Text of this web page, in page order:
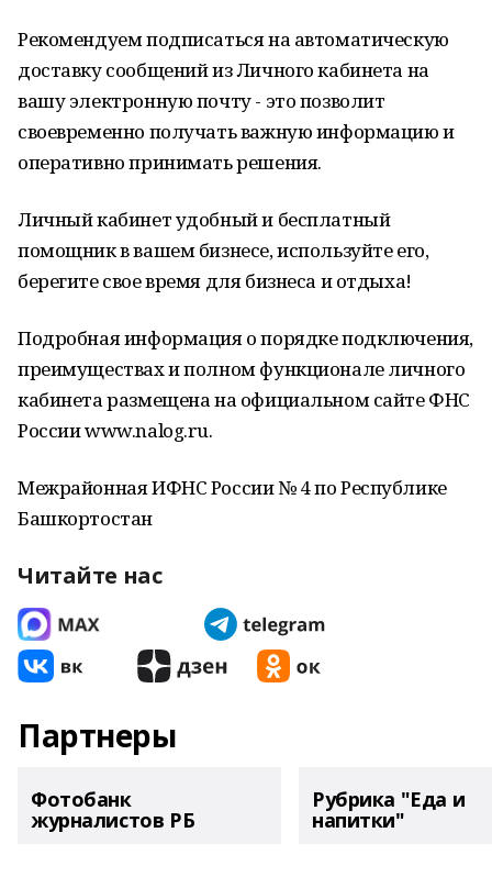
Рекомендуем подписаться на автоматическую
доставку сообщений из Личного кабинета на
вашу электронную почту - это позволит
своевременно получать важную информацию и
оперативно принимать решения.
Личный кабинет удобный и бесплатный
помощник в вашем бизнесе, используйте его,
берегите свое время для бизнеса и отдыха!
Подробная информация о порядке подключения,
преимуществах и полном функционале личного
кабинета размещена на официальном сайте ФНС
России www.nalog.ru.
Межрайонная ИФНС России № 4 по Республике
Башкортостан
Читайте нас
Партнеры
Фотобанк
журналистов РБ
Рубрика "Еда и
напитки"